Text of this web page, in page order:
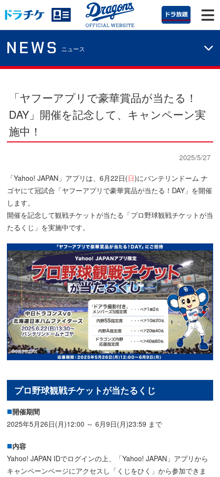
NEWS ニュース
「ヤフーアプリで豪華賞品が当たる！
DAY」開催を記念して、キャンペーン実
施中！
2025/5/27
「Yahoo! JAPAN」アプリは、6月22日(日)にバンテリンドーム ナ
ゴヤにて冠試合「ヤフーアプリで豪華賞品が当たる！DAY」を開催
します。
開催を記念して観戦チケットが当たる「プロ野球観戦チケットが当
たるくじ」を実施中です。
プロ野球観戦チケットが当たるくじ
開催期間
2025年5月26日(月)12:00 ～ 6月9日(月)23:59 まで
内容
Yahoo! JAPAN IDでログインの上、「Yahoo! JAPAN」アプリから
キャンペーンページにアクセスし「くじをひく」から参加できま